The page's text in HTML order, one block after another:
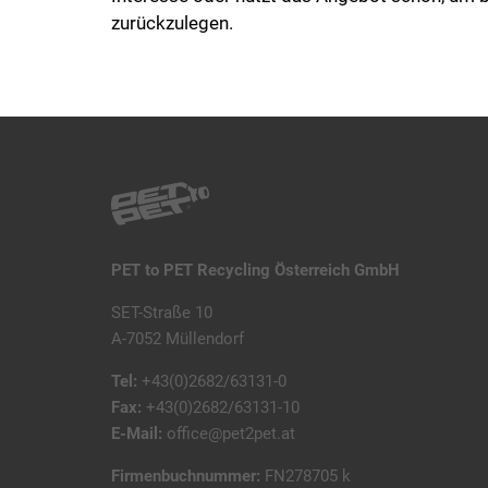
zurückzulegen.
PET to PET Recycling Österreich GmbH
SET-Straße 10
A-7052 Müllendorf
Tel: +43(0)2682/63131-0
Fax: +43(0)2682/63131-10
E-Mail: office@pet2pet.at
Firmenbuchnummer: FN278705 k